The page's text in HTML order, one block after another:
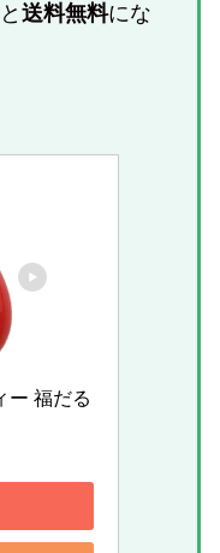
送料無料にな
ー 福だる